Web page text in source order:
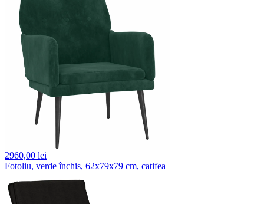
2960,00 lei
Fotoliu, verde închis, 62x79x79 cm, catifea